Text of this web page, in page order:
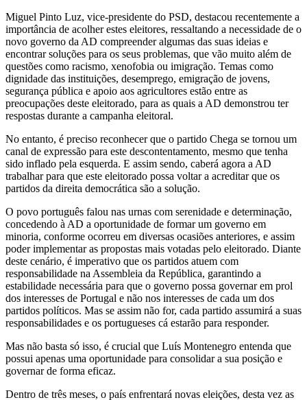
Miguel Pinto Luz, vice-presidente do PSD, destacou recentemente a
importância de acolher estes eleitores, ressaltando a necessidade de o
novo governo da AD compreender algumas das suas ideias e
encontrar soluções para os seus problemas, que vão muito além de
questões como racismo, xenofobia ou imigração. Temas como
dignidade das instituições, desemprego, emigração de jovens,
segurança pública e apoio aos agricultores estão entre as
preocupações deste eleitorado, para as quais a AD demonstrou ter
respostas durante a campanha eleitoral.
No entanto, é preciso reconhecer que o partido Chega se tornou um
canal de expressão para este descontentamento, mesmo que tenha
sido inflado pela esquerda. E assim sendo, caberá agora a AD
trabalhar para que este eleitorado possa voltar a acreditar que os
partidos da direita democrática são a solução.
O povo português falou nas urnas com serenidade e determinação,
concedendo à AD a oportunidade de formar um governo em
minoria, conforme ocorreu em diversas ocasiões anteriores, e assim
poder implementar as propostas mais votadas pelo eleitorado. Diante
deste cenário, é imperativo que os partidos atuem com
responsabilidade na Assembleia da República, garantindo a
estabilidade necessária para que o governo possa governar em prol
dos interesses de Portugal e não nos interesses de cada um dos
partidos políticos. Mas se assim não for, cada partido assumirá a suas
responsabilidades e os portugueses cá estarão para responder.
Mas não basta só isso, é crucial que Luís Montenegro entenda que
possui apenas uma oportunidade para consolidar a sua posição e
governar de forma eficaz.
Dentro de três meses, o país enfrentará novas eleições, desta vez as